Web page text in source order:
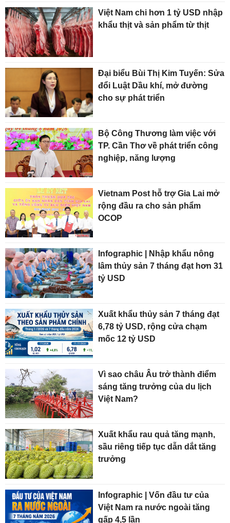
Việt Nam chi hơn 1 tỷ USD nhập
khẩu thịt và sản phẩm từ thịt
Đại biểu Bùi Thị Kim Tuyến: Sửa
đổi Luật Dầu khí, mở đường
cho sự phát triển
Bộ Công Thương làm việc với
TP. Cần Thơ về phát triển công
nghiệp, năng lượng
Vietnam Post hỗ trợ Gia Lai mở
rộng đầu ra cho sản phẩm
OCOP
Infographic | Nhập khẩu nông
lâm thủy sản 7 tháng đạt hơn 31
tỷ USD
Xuất khẩu thủy sản 7 tháng đạt
6,78 tỷ USD, rộng cửa chạm
mốc 12 tỷ USD
Vì sao châu Âu trở thành điểm
sáng tăng trưởng của du lịch
Việt Nam?
Xuất khẩu rau quả tăng mạnh,
sầu riêng tiếp tục dẫn dắt tăng
trưởng
Infographic | Vốn đầu tư của
Việt Nam ra nước ngoài tăng
gấp 4,5 lần